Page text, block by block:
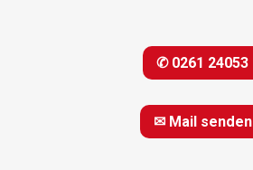
✆ 0261 24053
✉ Mail senden